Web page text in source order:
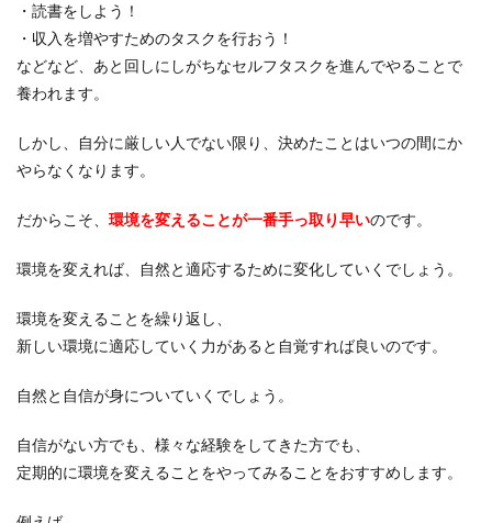
・読書をしよう！
・収入を増やすためのタスクを行おう！
などなど、あと回しにしがちなセルフタスクを進んでやることで
養われます。
しかし、自分に厳しい人でない限り、 決めたことはいつの間にか
やらなくなります。
だからこそ、 環境を変えることが一番手っ取り早いのです。
環境を変えれば、自然と適応するために変化していくでしょう。
環境を変えることを繰り返し、
新しい環境に適応していく力があると自覚すれば良いのです。
自然と自信が身についていくでしょう。
自信がない方でも、様々な経験をしてきた方でも、
定期的に環境を変えることをやってみることをおすすめします。